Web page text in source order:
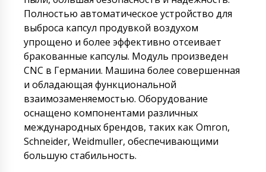
Полностью автоматическое устройство для
выброса капсул продувкой воздухом
упрощено и более эффективно отсеивает
бракованные капсулы. Модуль произведен
CNC в Германии. Машина более совершенная
и обладающая функциональной
взаимозаменяемостью. Оборудование
оснащено компонентами различных
международных брендов, таких как Omron,
Schneider, Weidmuller, обеспечивающими
большую стабильность.